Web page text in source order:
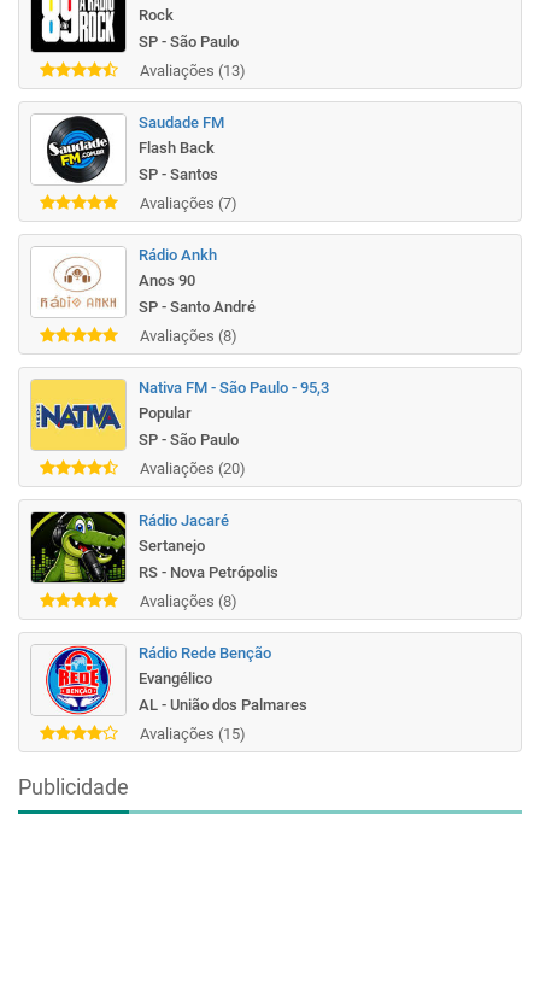
Rock
SP - São Paulo
Avaliações (13)
Saudade FM
Flash Back
SP - Santos
Avaliações (7)
Rádio Ankh
Anos 90
SP - Santo André
Avaliações (8)
Nativa FM - São Paulo - 95,3
Popular
SP - São Paulo
Avaliações (20)
Rádio Jacaré
Sertanejo
RS - Nova Petrópolis
Avaliações (8)
Rádio Rede Benção
Evangélico
AL - União dos Palmares
Avaliações (15)
Publicidade